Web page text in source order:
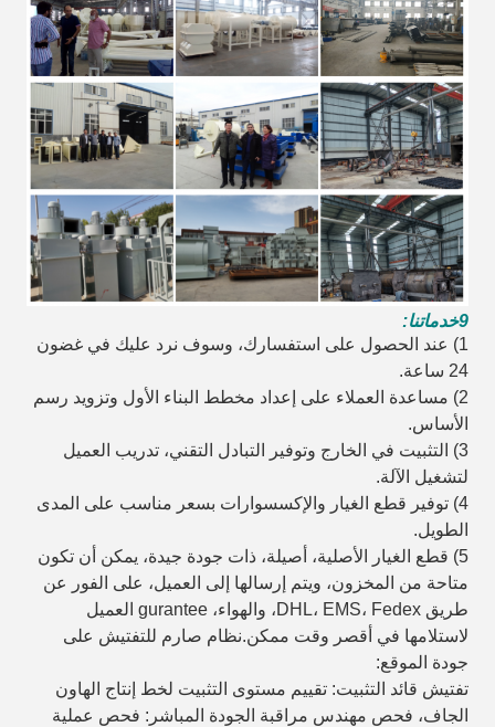
9خدماتنا:
1) عند الحصول على استفسارك، وسوف نرد عليك في غضون
24 ساعة.
2) مساعدة العملاء على إعداد مخطط البناء الأول وتزويد رسم
الأساس.
3) التثبيت في الخارج وتوفير التبادل التقني، تدريب العميل
لتشغيل الآلة.
4) توفير قطع الغيار والإكسسوارات بسعر مناسب على المدى
الطويل.
5) قطع الغيار الأصلية، أصيلة، ذات جودة جيدة، يمكن أن تكون
متاحة من المخزون، ويتم إرسالها إلى العميل، على الفور عن
طريق DHL، EMS، Fedex، والهواء، gurantee العميل
لاستلامها في أقصر وقت ممكن.نظام صارم للتفتيش على
جودة الموقع:
تفتيش قائد التثبيت: تقييم مستوى التثبيت لخط إنتاج الهاون
الجاف، فحص مهندس مراقبة الجودة المباشر: فحص عملية